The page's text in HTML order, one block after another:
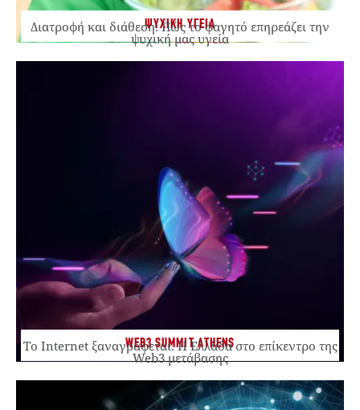
ΨΥΧΙΚΗ ΥΓΕΙΑ
Διατροφή και διάθεση: Πώς το φαγητό επηρεάζει την
ψυχική μας υγεία
WEB3 SUMMIT ATHENS
Το Internet ξαναγράφεται. Η Ελλάδα στο επίκεντρο της
Web3 μετάβασης